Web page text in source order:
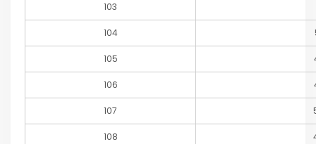
103
104
105
106
107
108